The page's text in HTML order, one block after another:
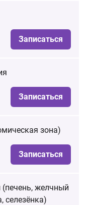
Записаться
Записаться
зона)
Записаться
желчный
селезёнка)